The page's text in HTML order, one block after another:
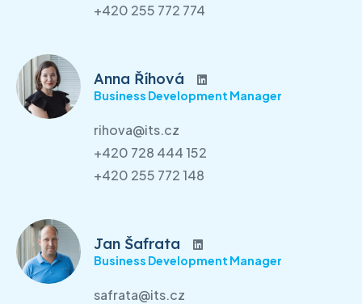
+420 255 772 774
Anna Říhová
Business Development Manager
rihova@its.cz
+420 728 444 152
+420 255 772 148
Jan Šafrata
Business Development Manager
safrata@its.cz